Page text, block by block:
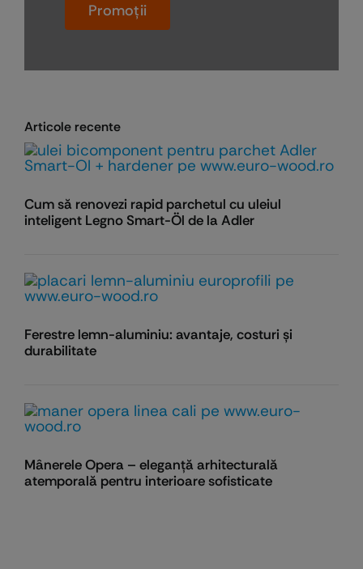
Promoţii
Articole recente
Cum să renovezi rapid parchetul cu uleiul
inteligent Legno Smart-Öl de la Adler
Ferestre lemn-aluminiu: avantaje, costuri și
durabilitate
Mânerele Opera – eleganță arhitecturală
atemporală pentru interioare sofisticate